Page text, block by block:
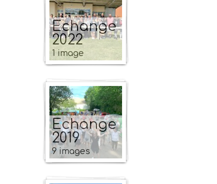
Echange
2022
1 image
Echange
2019
9 images